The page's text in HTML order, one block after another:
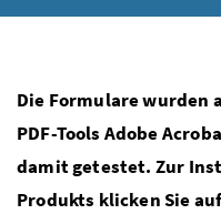
Die Formulare wurden
PDF-Tools Adobe
damit getestet. Zur
Produkts klicken Sie